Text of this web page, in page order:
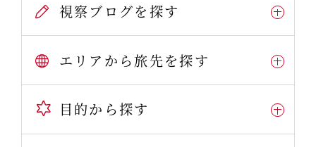
視察ブログを探す
エリアから旅先を探す
目的から探す